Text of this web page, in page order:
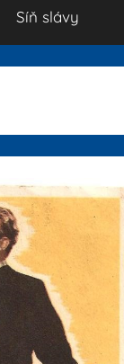
Síň slávy